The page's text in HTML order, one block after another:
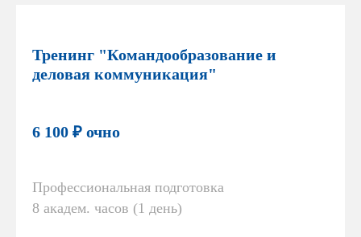
Тренинг "Командообразование и
деловая коммуникация"
6 100 ₽ очно
Профессиональная подготовка
8 академ. часов (1 день)